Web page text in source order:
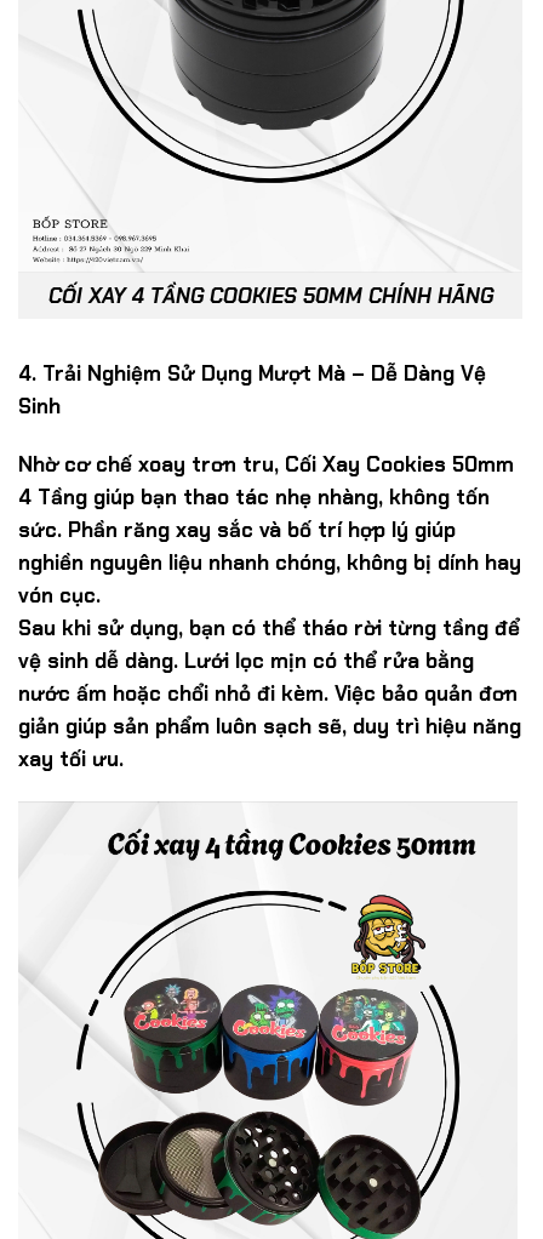
CỐI XAY 4 TẦNG COOKIES 50MM CHÍNH HÃNG
4. Trải Nghiệm Sử Dụng Mượt Mà – Dễ Dàng Vệ
Sinh
Nhờ cơ chế xoay trơn tru, Cối Xay Cookies 50mm
4 Tầng giúp bạn thao tác nhẹ nhàng, không tốn
sức. Phần răng xay sắc và bố trí hợp lý giúp
nghiền nguyên liệu nhanh chóng, không bị dính hay
vón cục.
Sau khi sử dụng, bạn có thể tháo rời từng tầng để
vệ sinh dễ dàng. Lưới lọc mịn có thể rửa bằng
nước ấm hoặc chổi nhỏ đi kèm. Việc bảo quản đơn
giản giúp sản phẩm luôn sạch sẽ, duy trì hiệu năng
xay tối ưu.